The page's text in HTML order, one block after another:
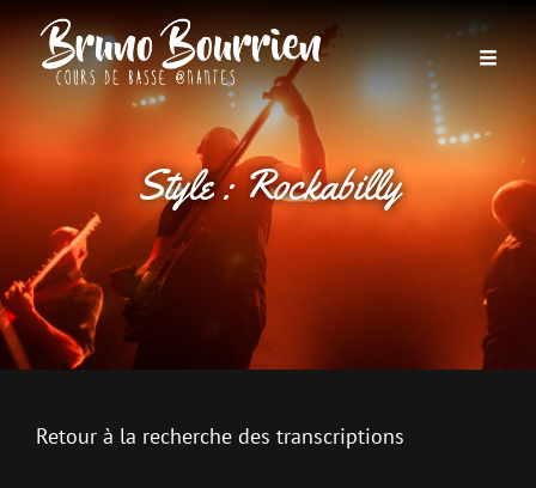
Style :Rockabilly
Retour à la recherche des transcriptions